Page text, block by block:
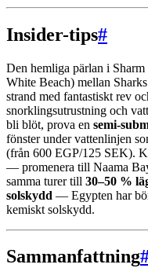
Insider-tips#
Den hemliga pärlan i Sharm
White Beach) mellan
strand med fantastiskt rev
snorklingsutrustning och
bli blöt, prova en semi-
fönster under vattenlinjen
(från 600 EGP/125 SEK).
— promenera till Naama
samma turer till 30–50 %
solskydd — Egypten har
kemiskt solskydd.
Sammanfattning